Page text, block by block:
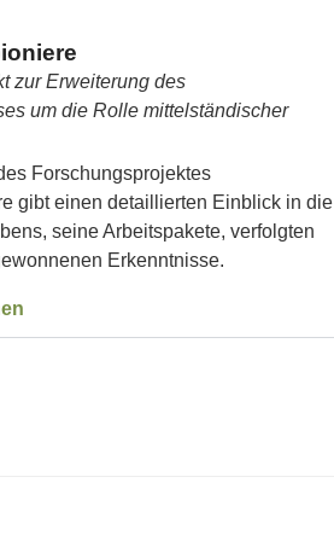
zur Erweiterung des
um die Rolle mittelständischer
Forschungsprojektes
gibt einen detaillierten Einblick in die
seine Arbeitspakete, verfolgten
Erkenntnisse.